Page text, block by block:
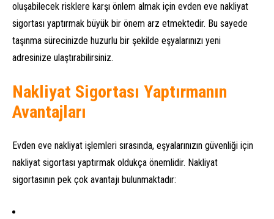
oluşabilecek risklere karşı önlem almak için evden eve nakliyat
sigortası yaptırmak büyük bir önem arz etmektedir. Bu sayede
taşınma sürecinizde huzurlu bir şekilde eşyalarınızı yeni
adresinize ulaştırabilirsiniz.
Nakliyat Sigortası Yaptırmanın
Avantajları
Evden eve nakliyat işlemleri sırasında, eşyalarınızın güvenliği için
nakliyat sigortası yaptırmak oldukça önemlidir. Nakliyat
sigortasının pek çok avantajı bulunmaktadır: